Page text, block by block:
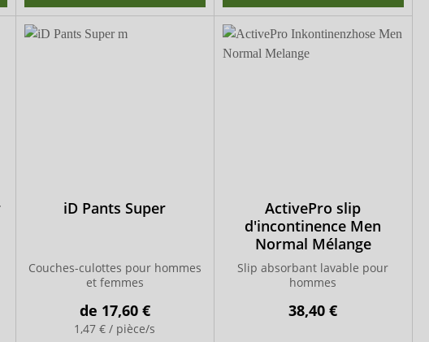
iD Pants Super
Couches-culottes pour hommes
et femmes
de 17,60 €
1,47 € / pièce/s
ActivePro slip
d'incontinence Men
Normal Mélange
Slip absorbant lavable pour
hommes
38,40 €